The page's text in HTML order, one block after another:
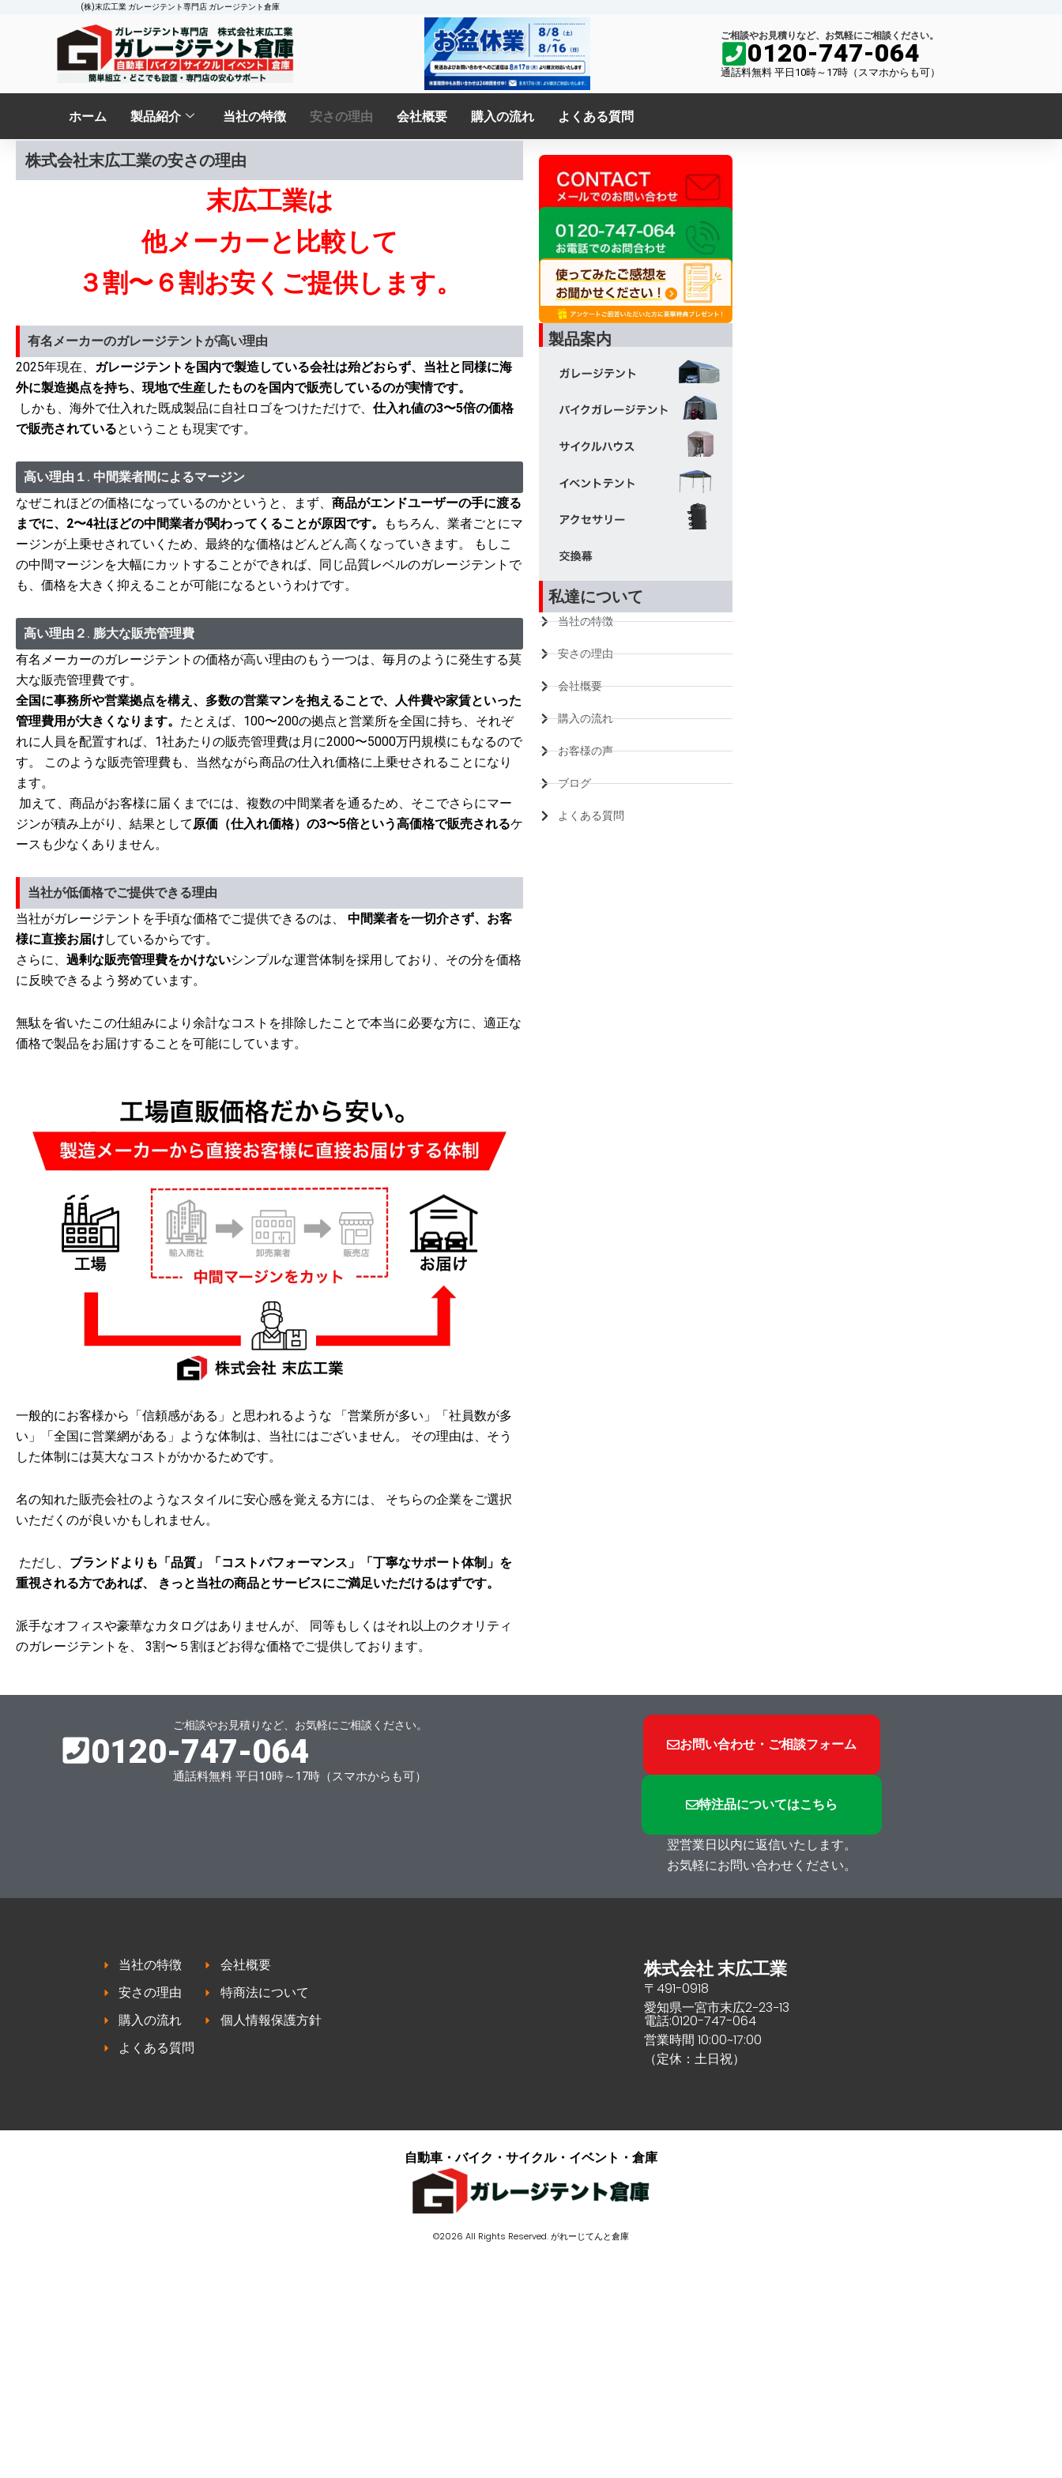
(株)末広工業 ガレージテント専門店 ガレージテント倉庫
ご相談やお見積りなど、お気軽にご相談ください。
0120-747-064
通話料無料 平日10時～17時（スマホからも可）
ホーム 製品紹介 当社の特徴 安さの理由 会社概要 購入の流れ よくある質問
株式会社末広工業の安さの理由
末広工業は
他メーカーと比較して
３割〜６割お安くご提供します。
有名メーカーのガレージテントが高い理由
2025年現在、 ガレージテントを国内で製造している会社は殆どおらず、当社と同様に海
外に製造拠点を持ち、現地で生産したものを国内で販売しているのが実情です。
しかも、海外で仕入れた既成製品に自社ロゴをつけただけで、 仕入れ値の3〜5倍の価格
で販売されているということも現実です。
高い理由１. 中間業者間によるマージン
なぜこれほどの価格になっているのかというと、まず、 商品がエンドユーザーの手に渡る
までに、2〜4社ほどの中間業者が関わってくることが原因です。
もちろん、業者ごとにマ
ージンが上乗せされていくため、最終的な価格はどんどん高くなっていきます。 もしこ
の中間マージンを大幅にカットすることができれば、同じ品質レベルのガレージテントで
も、価格を大きく抑えることが可能になるというわけです。
高い理由２. 膨大な販売管理費
有名メーカーのガレージテントの価格が高い理由のもう一つは、毎月のように発生する莫
大な販売管理費です。
全国に事務所や営業拠点を構え、多数の営業マンを抱えることで、人件費や家賃といった
管理費用が大きくなります。 たとえば、100〜200の拠点と営業所を全国に持ち、それぞ
れに人員を配置すれば、1社あたりの販売管理費は月に2000〜5000万円規模にもなるので
す。 このような販売管理費も、当然ながら商品の仕入れ価格に上乗せされることになり
ます。
加えて、商品がお客様に届くまでには、複数の中間業者を通るため、そこでさらにマー
ジンが積み上がり、結果として原価（仕入れ価格）の3〜5倍という高価格で販売されるケ
ースも少なくありません。
当社が低価格でご提供できる理由
当社がガレージテントを手頃な価格でご提供できるのは、 中間業者を一切介さず、お客
様に直接お届けしているからです。
さらに、 過剰な販売管理費をかけないシンプルな運営体制を採用しており、その分を価格
に反映できるよう努めています。
無駄を省いたこの仕組みにより余計なコストを排除したことで本当に必要な方に、適正な
価格で製品をお届けすることを可能にしています。
一般的にお客様から「信頼感がある」と思われるような 「営業所が多い」「社員数が多
い」「全国に営業網がある」ような体制は、当社にはございません。 その理由は、そう
した体制には莫大なコストがかかるためです。
名の知れた販売会社のようなスタイルに安心感を覚える方には、 そちらの企業をご選択
いただくのが良いかもしれません。
ただし、 ブランドよりも「品質」「コストパフォーマンス」「丁寧なサポート体制」を
重視される方であれば、 きっと当社の商品とサービスにご満足いただけるはずです。
派手なオフィスや豪華なカタログはありませんが、 同等もしくはそれ以上のクオリティ
のガレージテントを、 3割〜５割ほどお得な価格でご提供しております。
製品案内
私達について
当社の特徴
安さの理由
会社概要
購入の流れ
お客様の声
ブログ
よくある質問
ご相談やお見積りなど、お気軽にご相談ください。
0120-747-064
通話料無料 平日10時～17時（スマホからも可）
お問い合わせ・ご相談フォーム
特注品についてはこちら
翌営業日以内に返信いたします。
お気軽にお問い合わせください。
当社の特徴
安さの理由
購入の流れ
よくある質問
会社概要
特商法について
個人情報保護方針
株式会社 末広工業
〒491-0918
愛知県一宮市末広2−23−13
電話:0120-747-064
営業時間 10:00~17:00
（定休：土日祝）
自動車・バイク・サイクル・イベント・倉庫
©2026 All Rights Reserved. がれーじてんと倉庫